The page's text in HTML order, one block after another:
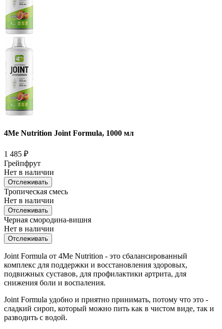
4Me Nutrition Joint Formula, 1000 мл
1 485 ₽
Грейпфрут
Нет в наличии
Отслеживать
Тропическая смесь
Нет в наличии
Отслеживать
Черная смородина-вишня
Нет в наличии
Отслеживать
Joint Formula от 4Me Nutrition - это сбалансированный
комплекс для поддержки и восстановления здоровых,
подвижных суставов, для профилактики артрита, для
снижения боли и воспаления.
Joint Formula удобно и приятно принимать, потому что это -
сладкий сироп, который можно пить как в чистом виде, так и
разводить с водой.